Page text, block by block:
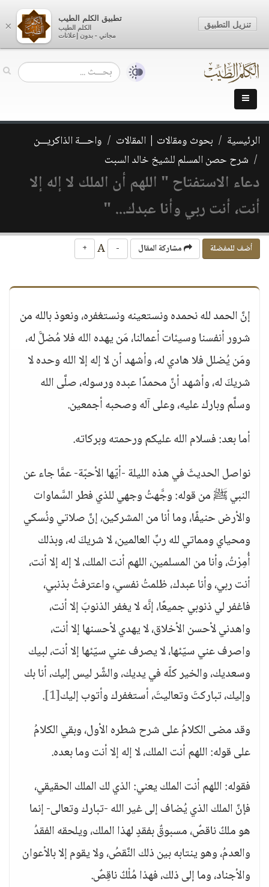
الرئيسية بحوث ومقالات | المقالات
واحـــة الذاكريـــن
شرح حصن المسلم للشيخ خالد السبت
دعاء الاستفتاح " اللهم أن الملك لا إله إلا
أنت، أنت ربي وأنا عبدك... "
أضف للمفضلة مشاركة المقال -
+
إنَّ الحمد لله نحمده ونستعينه ونستغفره، ونعوذ بالله من
شرور أنفسنا وسيئات أعمالنا، مَن يهده الله فلا مُضلَّ له،
ومَن يُضلل فلا هادي له، وأشهد أن لا إله إلا الله وحده لا
شريكَ له، وأشهد أنَّ محمدًا عبده ورسوله، صلَّى الله
وسلَّم وبارك عليه، وعلى آله وصحبه أجمعين.
أما بعد: فسلام الله عليكم ورحمته وبركاته.
نواصل الحديثَ في هذه الليلة -أيّها الأحبّة- عمَّا جاء عن
النبي ﷺ من قوله: وجَّهتُ وجهي للذي فطر السَّماوات
والأرض حنيفًا، وما أنا من المشركين، إنَّ صلاتي ونُسكي
ومحياي ومماتي لله ربِّ العالمين، لا شريكَ له، وبذلك
أُمِرْتُ، وأنا من المسلمين، اللهم أنت الملك، لا إله إلا أنت،
أنت ربي، وأنا عبدك، ظلمتُ نفسي، واعترفتُ بذنبي،
فاغفر لي ذنوبي جميعًا، إنَّه لا يغفر الذنوبَ إلا أنت،
واهدني لأحسن الأخلاق، لا يهدي لأحسنها إلا أنت،
واصرف عني سيّئها، لا يصرف عني سيّئها إلا أنت، لبيك
وسعديك، والخير كلّه في يديك، والشَّر ليس إليك، أنا بك
وإليك، تباركتَ وتعاليتَ، أستغفرك وأتوب إليك[1]
.
وقد مضى الكلامُ على شرح شطره الأول، وبقي الكلامُ
على قوله: اللهم أنت الملك، لا إله إلا أنت وما بعده.
فقوله: اللهم أنت الملك يعني: الذي لك الملك الحقيقي،
فإنَّ الملك الذي يُضاف إلى غير الله -تبارك وتعالى- إنما
هو ملكٌ ناقصٌ، مسبوقٌ بفقدٍ لهذا الملك، ويلحقه الفقدُ
والعدمُ، وهو ينتابه بين ذلك النَّقصُ، ولا يقوم إلا بالأعوان
والأجناد، وما إلى ذلك، فهذا مُلْكٌ ناقِصٌ.
×
تطبيق الكلم الطيب
الكلم الطيب
مجاني - بدون إعلانات
تنزيل التطبيق